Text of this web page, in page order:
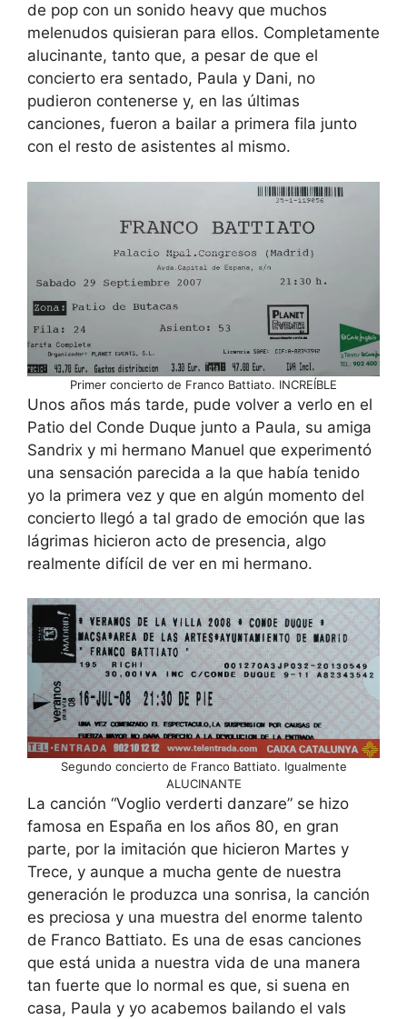
de pop con un sonido heavy que muchos
melenudos quisieran para ellos. Completamente
alucinante, tanto que, a pesar de que el
concierto era sentado, Paula y Dani, no
pudieron contenerse y, en las últimas
canciones, fueron a bailar a primera fila junto
con el resto de asistentes al mismo.
Primer concierto de Franco Battiato. INCREÍBLE
Unos años más tarde, pude volver a verlo en el
Patio del Conde Duque junto a Paula, su amiga
Sandrix y mi hermano Manuel que experimentó
una sensación parecida a la que había tenido
yo la primera vez y que en algún momento del
concierto llegó a tal grado de emoción que las
lágrimas hicieron acto de presencia, algo
realmente difícil de ver en mi hermano.
Segundo concierto de Franco Battiato. Igualmente
ALUCINANTE
La canción “Voglio verderti danzare” se hizo
famosa en España en los años 80, en gran
parte, por la imitación que hicieron Martes y
Trece, y aunque a mucha gente de nuestra
generación le produzca una sonrisa, la canción
es preciosa y una muestra del enorme talento
de Franco Battiato. Es una de esas canciones
que está unida a nuestra vida de una manera
tan fuerte que lo normal es que, si suena en
casa, Paula y yo acabemos bailando el vals